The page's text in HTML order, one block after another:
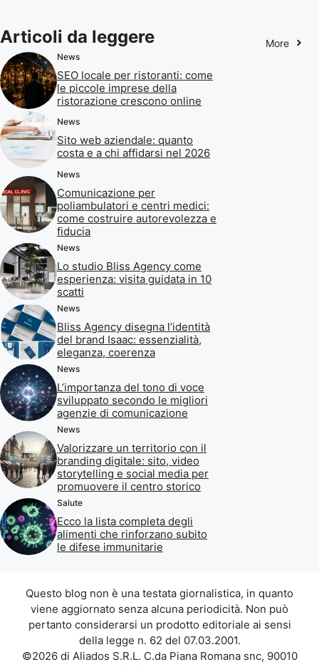
Articoli da leggere More
News
SEO locale per ristoranti: come
le piccole imprese della
ristorazione crescono online
News
Sito web aziendale: quanto
costa e a chi affidarsi nel 2026
News
Comunicazione per
poliambulatori e centri medici:
come costruire autorevolezza e
fiducia
News
Lo studio Bliss Agency come
esperienza: visita guidata in 10
scatti
News
Bliss Agency disegna l’identità
del brand Isaac: essenzialità,
eleganza, coerenza
News
L’importanza del tono di voce
sviluppato secondo le migliori
agenzie di comunicazione
News
Valorizzare un territorio con il
branding digitale: sito, video
storytelling e social media per
promuovere il centro storico
Salute
Ecco la lista completa degli
alimenti che rinforzano subito
le difese immunitarie
Questo blog non è una testata giornalistica, in quanto
viene aggiornato senza alcuna periodicità. Non può
pertanto considerarsi un prodotto editoriale ai sensi
della legge n. 62 del 07.03.2001.
©2026 di Aliados S.R.L. C.da Piana Romana snc, 90010